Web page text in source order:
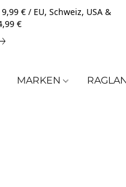
€ / EU, Schweiz, USA &
€
MARKEN